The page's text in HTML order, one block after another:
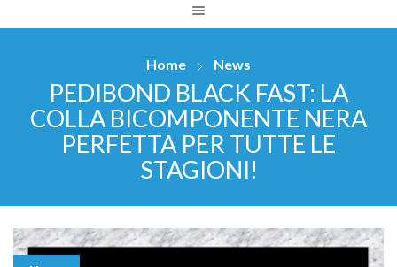
Home News
PEDIBOND BLACK FAST: LA
COLLA BICOMPONENTE NERA
PERFETTA PER TUTTE LE
STAGIONI!